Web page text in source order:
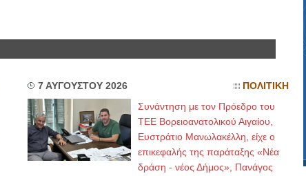
7 ΑΥΓΟΥΣΤΟΥ 2026 ΠΟΛΙΤΙΚΗ
Συνάντηση με τον Πρόεδρο του
ΤΕΕ Βορειοανατολικού Αιγαίου,
Ευστράτιο Μανωλακέλλη, είχε ο
επικεφαλής της παράταξης «Νέα
δράση - νέος Δήμος», Πανάγος